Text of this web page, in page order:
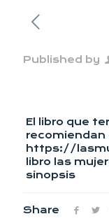
Published by
El libro que
https://
libro las
sinopsis
Share